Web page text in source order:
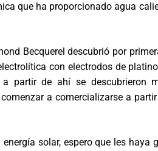
que ha proporcionado agua
Becquerel descubrió por
con electrodos de
partir de ahí se descubrieron
a comercializarse a
solar, espero que les haya